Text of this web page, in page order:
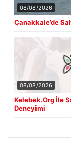
08/08/2026
Çanakkale’de
08/08/2026
Kelebek.Org İle
Deneyimi